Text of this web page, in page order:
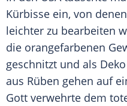
Kürbisse ein, von
leichter zu bearbeiten
die orangefarbenen
geschnitzt und als
aus Rüben gehen auf
Gott verwehrte dem